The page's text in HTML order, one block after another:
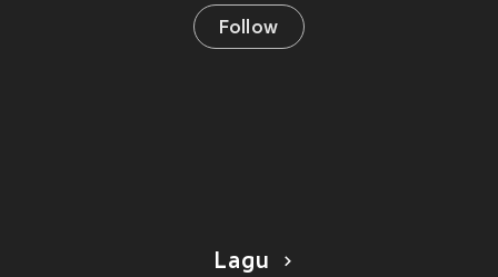
Follow
Lagu